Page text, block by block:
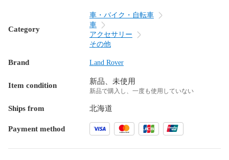
Category
車・バイク・自転車
車
アクセサリー
その他
Brand Land Rover
Item condition 新品、未使用
新品で購入し、一度も使用していない
Ships from 北海道
Payment method